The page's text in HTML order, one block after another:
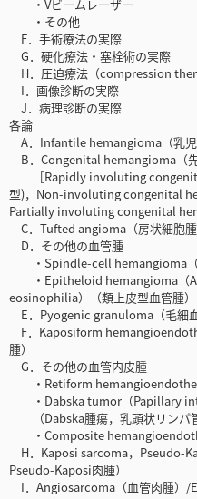
・Vビームレーザー
・その他
F．手術療法の実際
G．硬化療法・塞栓術の実際
H．圧迫療法（compression
I．画像診断の実際
J．病理診断の実際
各論
A．Infantile hemangioma（乳児
B．Congenital hemangioma（先
［Rapidly involuting
型)，Non-involuting congenital
Partially involuting congenital
C．Tufted angioma（房状細胞腫
D．その他の血管腫
・Spindle-cell hemangioma（
・Epitheloid hemangioma（
eosinophilia）（類上皮型血管腫）
E．Pyogenic granuloma（毛細
F．Kaposiform
腫）
G．その他の血管内皮腫
・Retiform
・Dabska tumor（Papillary
（Dabska腫瘍，乳頭状リンパ管
・Composite
H．Kaposi sarcoma，Pseudo-
Pseudo-Kaposi肉腫）
I．Angiosarcoma（血管肉腫）